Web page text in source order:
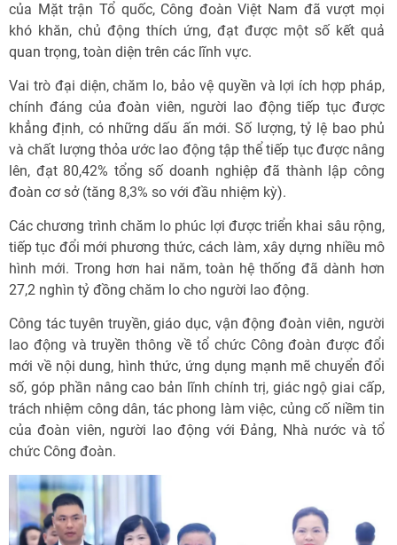
của Mặt trận Tổ quốc, Công đoàn Việt Nam đã vượt mọi
khó khăn, chủ động thích ứng, đạt được một số kết quả
quan trọng, toàn diện trên các lĩnh vực.
Vai trò đại diện, chăm lo, bảo vệ quyền và lợi ích hợp pháp,
chính đáng của đoàn viên, người lao động tiếp tục được
khẳng định, có những dấu ấn mới. Số lượng, tỷ lệ bao phủ
và chất lượng thỏa ước lao động tập thể tiếp tục được nâng
lên, đạt 80,42% tổng số doanh nghiệp đã thành lập công
đoàn cơ sở (tăng 8,3% so với đầu nhiệm kỳ).
Các chương trình chăm lo phúc lợi được triển khai sâu rộng,
tiếp tục đổi mới phương thức, cách làm, xây dựng nhiều mô
hình mới. Trong hơn hai năm, toàn hệ thống đã dành hơn
27,2 nghìn tỷ đồng chăm lo cho người lao động.
Công tác tuyên truyền, giáo dục, vận động đoàn viên, người
lao động và truyền thông về tổ chức Công đoàn được đổi
mới về nội dung, hình thức, ứng dụng mạnh mẽ chuyển đổi
số, góp phần nâng cao bản lĩnh chính trị, giác ngộ giai cấp,
trách nhiệm công dân, tác phong làm việc, củng cố niềm tin
của đoàn viên, người lao động với Đảng, Nhà nước và tổ
chức Công đoàn.